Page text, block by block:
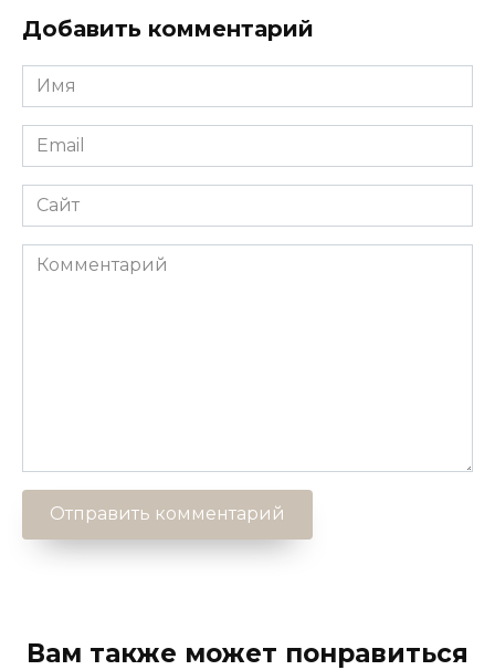
Добавить комментарий
Имя
*
Email
*
Сайт
Комментарий
Вам также может понравиться